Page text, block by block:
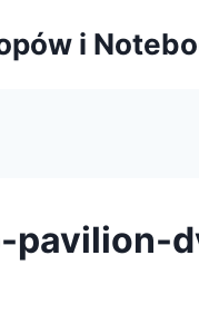
i
pavilion-